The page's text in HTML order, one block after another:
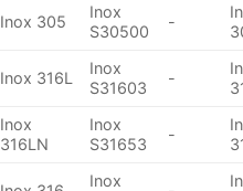
Inox 305
Inox
S30500
-
Inox 316L
Inox
S31603
-
Inox
316LN
Inox
S31653
-
Inox